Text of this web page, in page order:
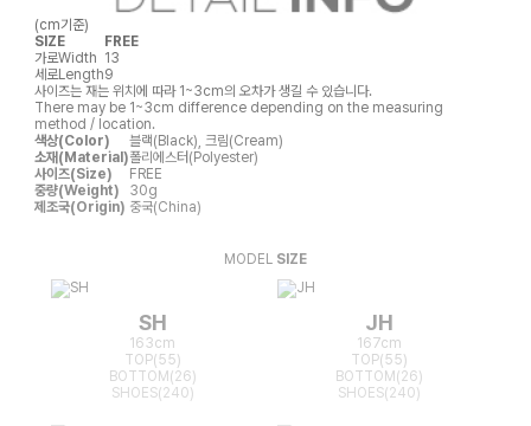
(cm기준)
SIZE
FREE
가로Width 13
세로Length9
사이즈는 재는 위치에 따라 1~3cm의 오차가 생길 수 있습니다.
There may be 1~3cm difference depending on the measuring
method / location.
색상(Color)
블랙(Black), 크림(Cream)
소재(Material)폴리에스터(Polyester)
사이즈(Size)
FREE
중량(Weight)
30g
제조국(Origin) 중국(China)
MODEL SIZE
SH
163cm
TOP(55)
BOTTOM(26)
SHOES(240)
JH
167cm
TOP(55)
BOTTOM(26)
SHOES(240)